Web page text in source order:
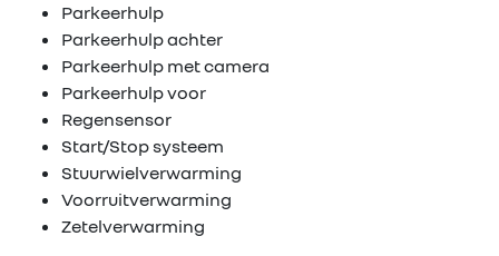
Parkeerhulp
Parkeerhulp achter
Parkeerhulp met camera
Parkeerhulp voor
Regensensor
Start/Stop systeem
Stuurwielverwarming
Voorruitverwarming
Zetelverwarming